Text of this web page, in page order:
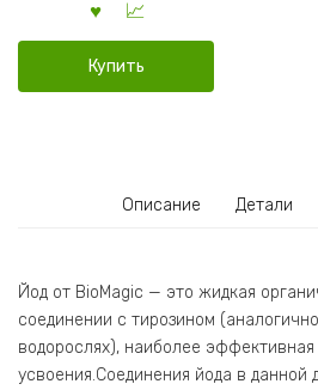
Купить
Описание Детали
Йод от BioMagic — это жидкая
соединении с тирозином
водорослях), наиболее эффективная
усвоения.Соединения йода в данной